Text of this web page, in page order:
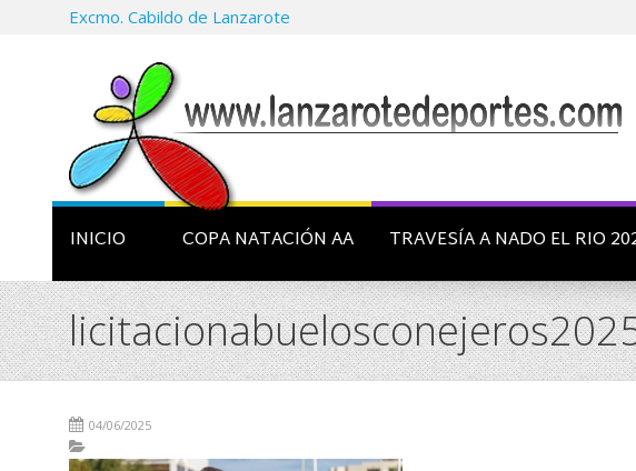
Excmo. Cabildo de Lanzarote
INICIO COPA NATACIÓN AA TRAVESÍA A NADO EL RIO
04/06/2025